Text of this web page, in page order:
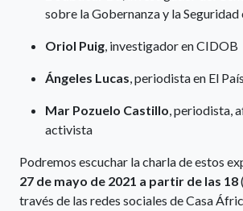
sobre la Gobernanza y la Seguridad
Oriol Puig, investigador en CIDOB
Ángeles Lucas, periodista en El País
Mar Pozuelo Castillo, periodista,
activista
Podremos escuchar la charla de estos
27 de mayo de 2021 a partir de las 18
través de las redes sociales de Casa